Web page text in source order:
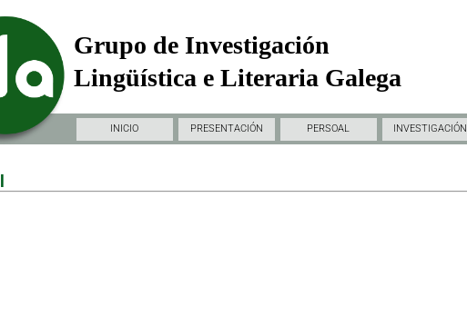
Grupo de Investigación
Lingüística e Literaria Galega
INICIO PRESENTACIÓN PERSOAL INVESTIGACIÓN